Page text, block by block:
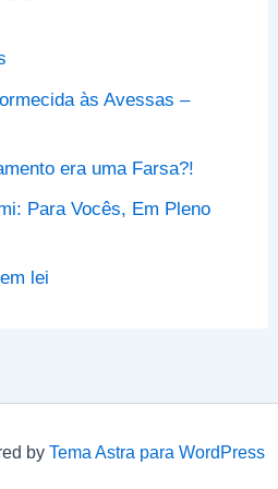
às Avessas –
era uma Farsa?!
Para Vocês, Em Pleno
lei
by Tema Astra para WordPress